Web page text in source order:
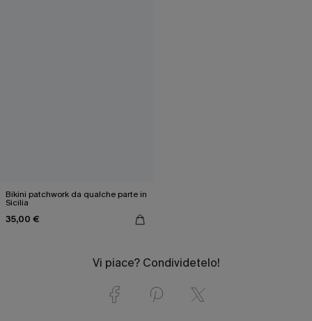
Bikini patchwork da qualche parte in
Sicilia
35,00 €
Vi piace? Condividetelo!